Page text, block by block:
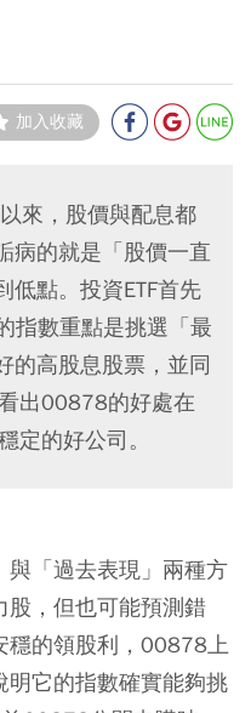
加入收藏
來，股價與配息都
病的就是「股價一直
低點。投資ETF首先
指數重點是挑選「最
的高股息股票，並同
出00878的好處在
定的好公司。
「過去表現」兩種方
股，但也可能預測錯
穩的領股利，00878上
它的指數確實能夠挑